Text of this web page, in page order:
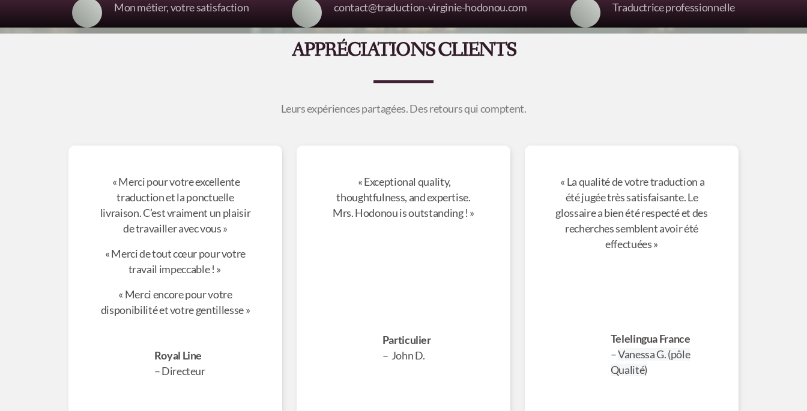
Mon métier, votre satisfaction contact@traduction-virginie-hodonou.com Traductrice professionnelle
APPRÉCIATIONS CLIENTS
Leurs expériences partagées. Des retours qui comptent.
« Merci pour votre excellente
traduction et la ponctuelle
livraison. C’est vraiment un plaisir
de travailler avec vous »
« Merci de tout cœur pour votre
travail impeccable ! »
« Merci encore pour votre
disponibilité et votre gentillesse »
Royal Line
– Directeur
« Exceptional quality,
thoughtfulness, and expertise.
Mrs. Hodonou is outstanding ! »
Particulier
– John D.
« La qualité de votre traduction a
été jugée très satisfaisante. Le
glossaire a bien été respecté et des
recherches semblent avoir été
effectuées »
Telelingua France
–Vanessa G. (pôle
Qualité)